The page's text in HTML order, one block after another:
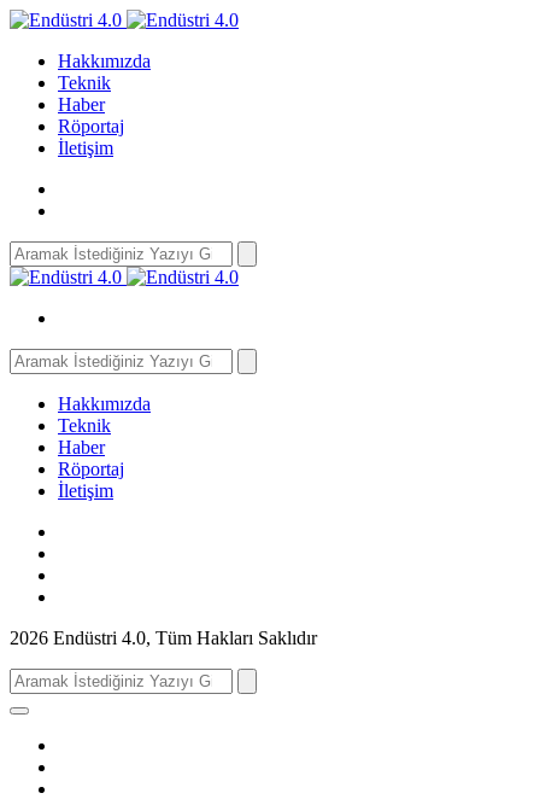
Hakkımızda
Teknik
Haber
Röportaj
İletişim
Search
for:
Search
for:
Hakkımızda
Teknik
Haber
Röportaj
İletişim
2026 Endüstri 4.0, Tüm Hakları Saklıdır
Search
for: